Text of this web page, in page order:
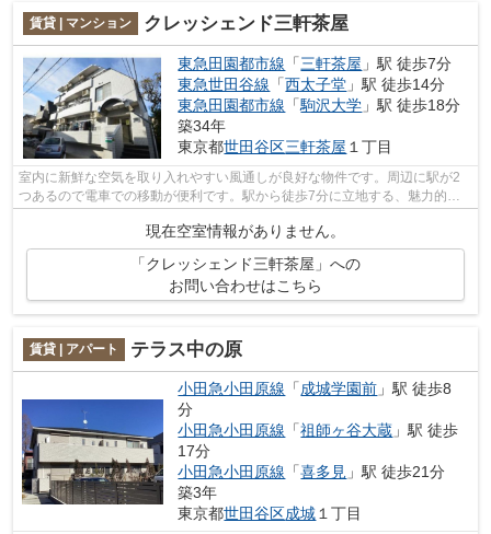
賃貸 | マンション クレッシェンド三軒茶屋
東急田園都市線 「三軒茶屋 」駅 徒歩7分
東急世田谷線 「西太子堂 」駅 徒歩14分
東急田園都市線 「駒沢大学 」駅 徒歩18分
築34年
東京都世田谷区三軒茶屋 １丁目
室内に新鮮な空気を取り入れやすい風通しが良好な物件です。周辺に駅が2
つあるので電車での移動が便利です。駅から徒歩7分に立地する、魅力的な
駅近物件です。こちらの物件はマンショ...
現在空室情報がありません。
「クレッシェンド三軒茶屋」への
お問い合わせはこちら
賃貸 | アパート テラス中の原
小田急小田原線 「成城学園前 」駅 徒歩8
分
小田急小田原線 「祖師ヶ谷大蔵 」駅 徒歩
17分
小田急小田原線 「喜多見 」駅 徒歩21分
築3年
東京都世田谷区成城 １丁目